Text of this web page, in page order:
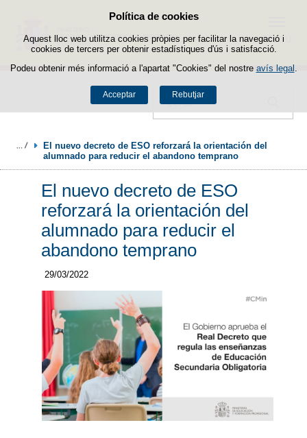
Política de cookies
Aquest lloc web utilitza cookies pròpies per facilitar la navegació i
cookies de tercers per obtenir estadístiques d'ús i satisfacció.
Podeu obtenir més informació a l'apartat "Cookies" del nostre avís legal
Acceptar Rebutjar
Passar al contingut
Cercador
Menú
El nuevo decreto de ESO reforzará la orientación del
alumnado para reducir el abandono temprano
El nuevo decreto de ESO
reforzará la orientación del
alumnado para reducir el
abandono temprano
29/03/2022